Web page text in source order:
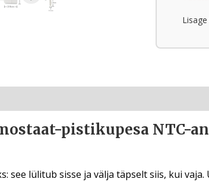
pistikupesa NTC-
see lülitub sisse ja välja täpselt siis, kui